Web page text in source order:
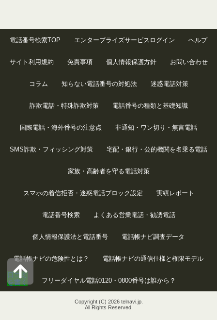
口コミ
を書く
電話番号検索TOP エンタープライズサービスログイン ヘルプ
サイト利用規約 免責事項 個人情報保護方針 お問い合わせ
コラム 知らない電話番号の対処法 迷惑電話対策
詐欺電話・特殊詐欺対策 電話番号の種類と基礎知識
国際電話・海外番号の注意点 非通知・ワン切り・無言電話
SMS詐欺・フィッシング対策 宅配・銀行・公的機関を名乗る電話
家族・高齢者を守る電話対策
スマホの着信拒否・迷惑電話ブロック設定 実績レポート
電話番号検索 よくある営業電話・勧誘電話
個人情報保護法と電話番号 電話帳ナビ調査データ
電話帳ナビの危険性とは？ 電話帳ナビの通信仕様と権限モデル
フリーダイヤル電話0120・0800番号は誰から？
Copyright (C) 2026 telnavi.jp.
All Rights Reserved.